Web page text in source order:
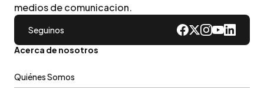
medios de comunicacion.
Seguinos
Acerca de nosotros
Quiénes Somos